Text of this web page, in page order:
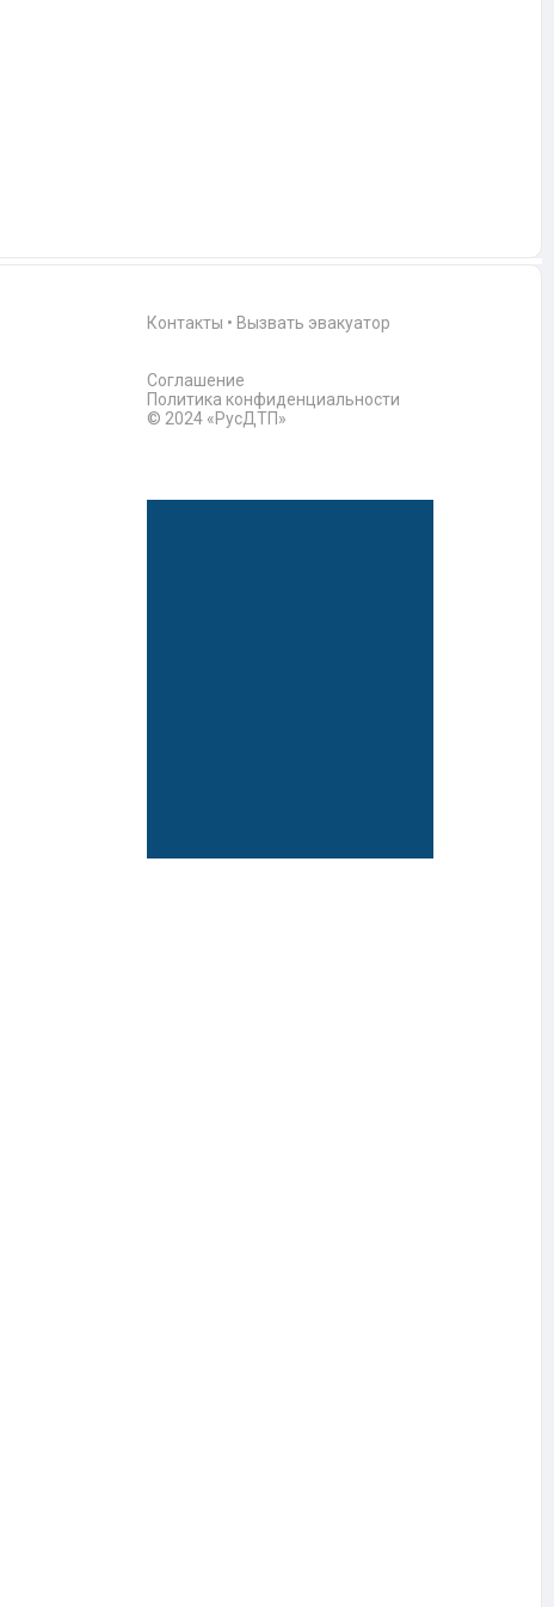
Контакты • Вызвать эвакуатор
Соглашение
Политика конфиденциальности
© 2024 «РусДТП»